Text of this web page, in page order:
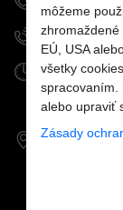
+421 915 963
Otváracie
PO - PIA:
SO - NE:
GPS
môžeme
EÚ, USA
všetky
spracovaním.
alebo upraviť
Zásady